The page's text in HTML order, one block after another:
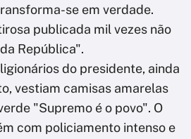
se em verdade.
publicada mil vezes não
República".
do presidente, ainda
vestiam camisas amarelas
"Supremo é o povo". O
com policiamento intenso e